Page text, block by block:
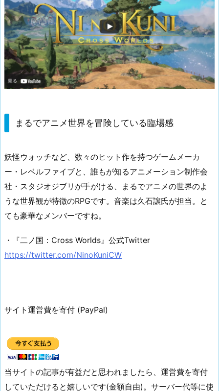
まるでアニメ世界を冒険している臨場感
妖怪ウォッチなど、数々のヒット作を持つゲームメーカ
ー・レベルファイブと、誰もが知るアニメーション制作会
社・スタジオジブリが手がける、まるでアニメの世界のよ
うな世界観が特徴のRPGです。音楽は久石譲氏が担当。と
ても豪華なメンバーですね。
・『二ノ国：Cross Worlds』公式Twitter
https://twitter.com/NinoKuniCW
サイト運営費を寄付 (PayPal)
当サイトの記事が有益だと思われましたら、運営費を寄付
していただけると嬉しいです(金額自由)。サーバー代等に使